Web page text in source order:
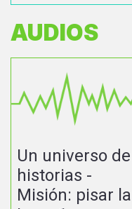
AUDIOS
Un universo de
historias -
Misión: pisar la